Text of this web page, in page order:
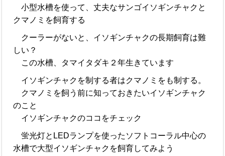
小型水槽を使って、丈夫なサンゴイソギンチャクと
クマノミを飼育する
クーラーがないと、イソギンチャクの長期飼育は難
しい？
この水槽、タマイタダキ２年生きています
イソギンチャクを制する者はクマノミをも制する。
クマノミを飼う前に知っておきたいイソギンチャク
のこと
イソギンチャクのココをチェック
蛍光灯とLEDランプを使ったソフトコーラル中心の
水槽で大型イソギンチャクを飼育してみよう